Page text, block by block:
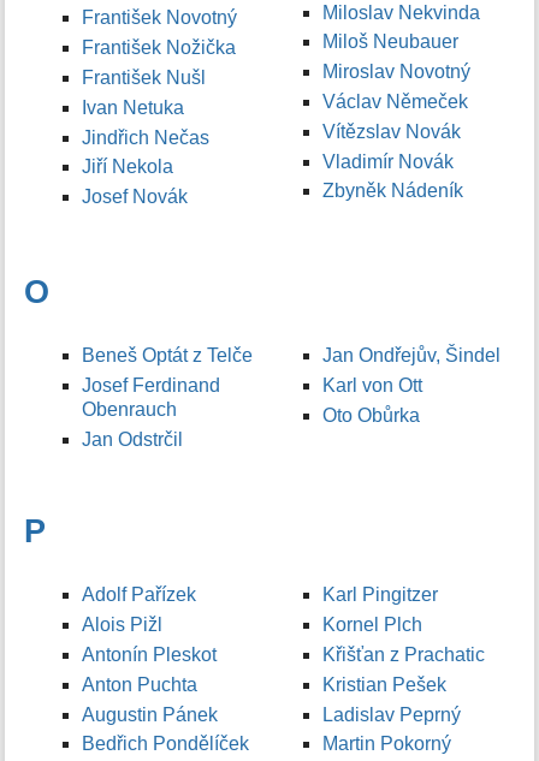
František Novotný
František Nožička
František Nušl
Ivan Netuka
Jindřich Nečas
Jiří Nekola
Josef Novák
Miloslav Nekvinda
Miloš Neubauer
Miroslav Novotný
Václav Němeček
Vítězslav Novák
Vladimír Novák
Zbyněk Nádeník
O
Beneš Optát z Telče
Josef Ferdinand
Obenrauch
Jan Odstrčil
Jan Ondřejův, Šindel
Karl von Ott
Oto Obůrka
P
Adolf Pařízek
Alois Pižl
Antonín Pleskot
Anton Puchta
Augustin Pánek
Bedřich Pondělíček
Karl Pingitzer
Kornel Plch
Křišťan z Prachatic
Kristian Pešek
Ladislav Peprný
Martin Pokorný